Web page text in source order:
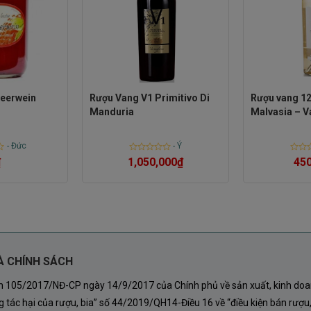
sa, đất sét và đất giàu khoáng chất. Nhờ đó cây
trái nho chất lượng cao với hương vị đậm đà và
Linh Hồn Của Chai Rượu Vang
nổi tiếng nhất thế giới. Có nguồn gốc từ vùng
thứ hai” tại Chile.
- Đức
Rượu Vang V1 Primitivo Di
Manduria
Rated
0
-Ý
1,050,000₫
Rượu vang
Malvasia –
Rated
CHÍNH SÁCH
105/2017/NĐ-CP ngày 14/9/2017 của Chính phủ về sản xuất, kinh
tác hại của rượu, bia” số 44/2019/QH14-Điều 16 về “điều kiện bán